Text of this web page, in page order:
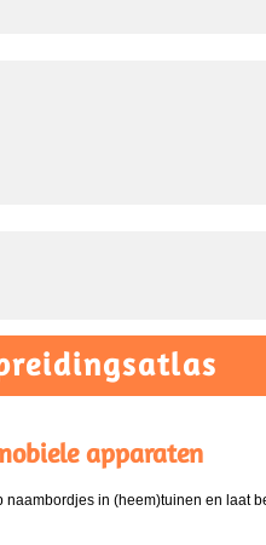
apparaten
naambordjes in (heem)tuinen en laat